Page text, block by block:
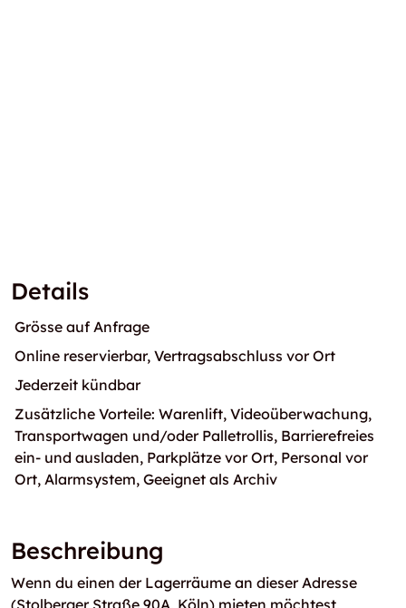
Details
Grösse auf Anfrage
Online reservierbar, Vertragsabschluss vor Ort
Jederzeit kündbar
Zusätzliche Vorteile: Warenlift, Videoüberwachung,
Transportwagen und/oder Palletrollis, Barrierefreies
ein- und ausladen, Parkplätze vor Ort, Personal vor
Ort, Alarmsystem, Geeignet als Archiv
Beschreibung
Wenn du einen der Lagerräume an dieser Adresse
(Stolberger Straße 90A, Köln) mieten möchtest,